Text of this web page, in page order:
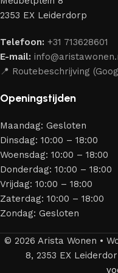
merken die al jarenlang
bewijzen. Al onze
aantrekkelijk design en
jarenlang kunt genieten
2353 EX Leiderdorp
Telefoon: +31 713628601
E-mail:
📍 Routebeschrijving
Openingstijden
Maandag: Gesloten
Dinsdag: 10:00 – 18:00
Woensdag: 10:00 – 18:00
Donderdag: 10:00 – 18:00
Vrijdag: 10:00 – 18:00
Zaterdag: 10:00 – 18:00
Zondag: Gesloten
© 2026 Arista Wonen •
8, 2353 EX